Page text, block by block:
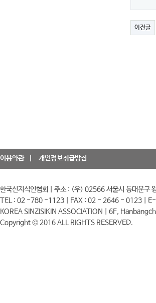
이전글
이용약관 개인정보취급방침
한국신지식인협회 | 주소 : (우) 02566 서울시 동대문구
TEL : 02 -780 -1123 | FAX : 02 - 2646 - 0123 |
KOREA SINZISIKIN ASSOCIATION | 6F,
Copyright © 2016 ALL RIGHTS RESERVED.